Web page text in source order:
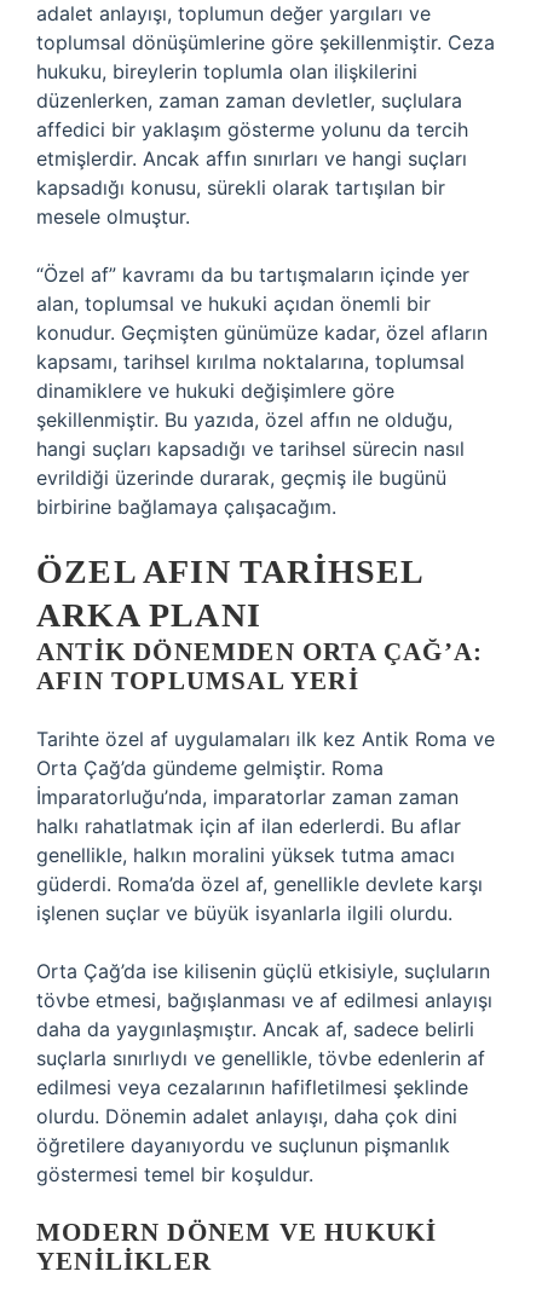
adalet anlayışı, toplumun değer yargıları ve
toplumsal dönüşümlerine göre şekillenmiştir. Ceza
hukuku, bireylerin toplumla olan ilişkilerini
düzenlerken, zaman zaman devletler, suçlulara
affedici bir yaklaşım gösterme yolunu da tercih
etmişlerdir. Ancak affın sınırları ve hangi suçları
kapsadığı konusu, sürekli olarak tartışılan bir
mesele olmuştur.
“Özel af” kavramı da bu tartışmaların içinde yer
alan, toplumsal ve hukuki açıdan önemli bir
konudur. Geçmişten günümüze kadar, özel afların
kapsamı, tarihsel kırılma noktalarına, toplumsal
dinamiklere ve hukuki değişimlere göre
şekillenmiştir. Bu yazıda, özel affın ne olduğu,
hangi suçları kapsadığı ve tarihsel sürecin nasıl
evrildiği üzerinde durarak, geçmiş ile bugünü
birbirine bağlamaya çalışacağım.
ÖZEL AFIN TARIHSEL
ARKA PLANI
ANTIK DÖNEMDEN ORTA ÇAĞ’A:
AFIN TOPLUMSAL YERI
Tarihte özel af uygulamaları ilk kez Antik Roma ve
Orta Çağ’da gündeme gelmiştir. Roma
İmparatorluğu’nda, imparatorlar zaman zaman
halkı rahatlatmak için af ilan ederlerdi. Bu aflar
genellikle, halkın moralini yüksek tutma amacı
güderdi. Roma’da özel af, genellikle devlete karşı
işlenen suçlar ve büyük isyanlarla ilgili olurdu.
Orta Çağ’da ise kilisenin güçlü etkisiyle, suçluların
tövbe etmesi, bağışlanması ve af edilmesi anlayışı
daha da yaygınlaşmıştır. Ancak af, sadece belirli
suçlarla sınırlıydı ve genellikle, tövbe edenlerin af
edilmesi veya cezalarının hafifletilmesi şeklinde
olurdu. Dönemin adalet anlayışı, daha çok dini
öğretilere dayanıyordu ve suçlunun pişmanlık
göstermesi temel bir koşuldur.
MODERN DÖNEM VE HUKUKI
YENILIKLER